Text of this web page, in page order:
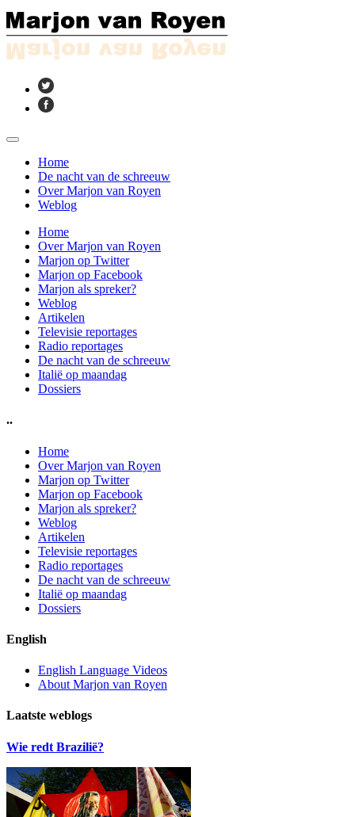
Home
De nacht van de schreeuw
Over Marjon van Royen
Weblog
Home
Over Marjon van Royen
Marjon op Twitter
Marjon op Facebook
Marjon als spreker?
Weblog
Artikelen
Televisie reportages
Radio reportages
De nacht van de schreeuw
Italië op maandag
Dossiers
..
Home
Over Marjon van Royen
Marjon op Twitter
Marjon op Facebook
Marjon als spreker?
Weblog
Artikelen
Televisie reportages
Radio reportages
De nacht van de schreeuw
Italië op maandag
Dossiers
English
English Language Videos
About Marjon van Royen
Laatste weblogs
Wie redt Brazilië?